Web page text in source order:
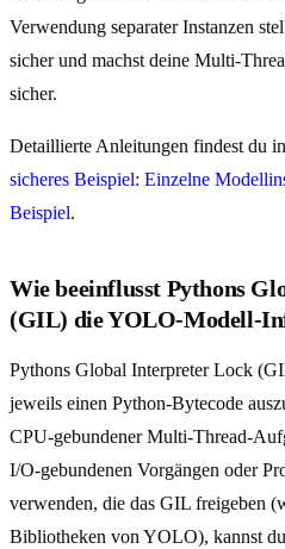
Verwendung separater Instanzen
sicher und machst deine Multi-
sicher.
Detaillierte Anleitungen findest du
sicheres Beispiel: Einzelne
Beispiel.
Wie beeinflusst Pythons
(GIL) die YOLO-Modell-
Pythons Global Interpreter Lock
jeweils einen Python-Bytecode
CPU-gebundener Multi-Thread-
I/O-gebundenen Vorgängen oder
verwenden, die das GIL freigeben
Bibliotheken von YOLO), kannst